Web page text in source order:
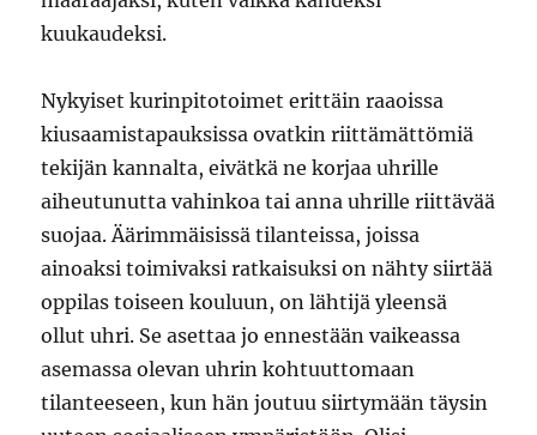
kuukaudeksi.
Nykyiset kurinpitotoimet erittäin raaoissa
kiusaamistapauksissa ovatkin riittämättömiä
tekijän kannalta, eivätkä ne korjaa uhrille
aiheutunutta vahinkoa tai anna uhrille riittävää
suojaa. Äärimmäisissä tilanteissa, joissa
ainoaksi toimivaksi ratkaisuksi on nähty siirtää
oppilas toiseen kouluun, on lähtijä yleensä
ollut uhri. Se asettaa jo ennestään vaikeassa
asemassa olevan uhrin kohtuuttomaan
tilanteeseen, kun hän joutuu siirtymään täysin